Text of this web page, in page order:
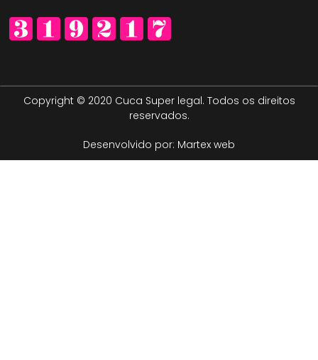
Copyright © 2020 Cuca Super legal. Todos os direitos
reservados.
Desenvolvido por: Martex web